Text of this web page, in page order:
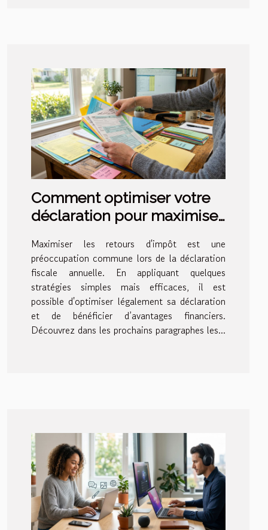
Comment optimiser votre
déclaration pour maximiser
Maximiser les retours d'impôt est une
préoccupation commune lors de la déclaration
fiscale annuelle. En appliquant quelques
stratégies simples mais efficaces, il est
possible d'optimiser légalement sa déclaration
et de bénéficier d’avantages financiers.
Découvrez dans les prochains paragraphes les...